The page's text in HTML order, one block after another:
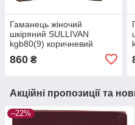
Гаманець жіночий
шкіряний SULLIVAN
kgb80(9) коричневий
860 ₴
Акційні пропозиції та
–22%